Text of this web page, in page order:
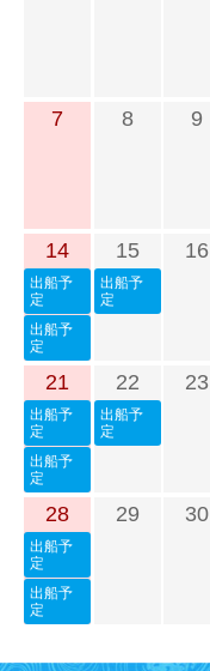
7 8 9
14
出船予
定
出船予
定
15
出船予
定
16
21
出船予
定
出船予
定
22
出船予
定
23
28
出船予
定
出船予
定
29 30